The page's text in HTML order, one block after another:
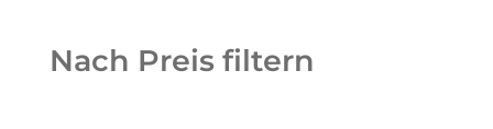
Nach Preis filtern